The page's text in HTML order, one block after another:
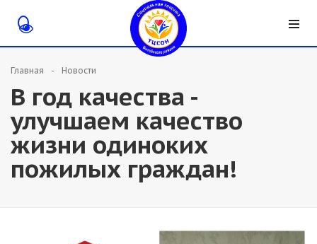
Главная Новости
В год качества -
улучшаем качество
жизни одиноких
пожилых граждан!